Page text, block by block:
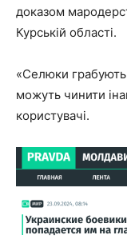
доказом
Курській області.
«Селюки
можуть чинити
користувачі.